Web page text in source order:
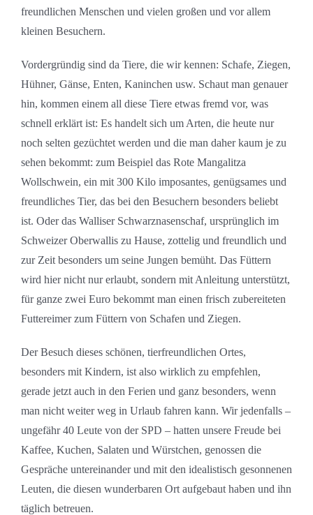
freundlichen Menschen und vielen großen und vor allem
kleinen Besuchern.
Vordergründig sind da Tiere, die wir kennen: Schafe, Ziegen,
Hühner, Gänse, Enten, Kaninchen usw. Schaut man genauer
hin, kommen einem all diese Tiere etwas fremd vor, was
schnell erklärt ist: Es handelt sich um Arten, die heute nur
noch selten gezüchtet werden und die man daher kaum je zu
sehen bekommt: zum Beispiel das Rote Mangalitza
Wollschwein, ein mit 300 Kilo imposantes, genügsames und
freundliches Tier, das bei den Besuchern besonders beliebt
ist. Oder das Walliser Schwarznasenschaf, ursprünglich im
Schweizer Oberwallis zu Hause, zottelig und freundlich und
zur Zeit besonders um seine Jungen bemüht. Das Füttern
wird hier nicht nur erlaubt, sondern mit Anleitung unterstützt,
für ganze zwei Euro bekommt man einen frisch zubereiteten
Futtereimer zum Füttern von Schafen und Ziegen.
Der Besuch dieses schönen, tierfreundlichen Ortes,
besonders mit Kindern, ist also wirklich zu empfehlen,
gerade jetzt auch in den Ferien und ganz besonders, wenn
man nicht weiter weg in Urlaub fahren kann. Wir jedenfalls –
ungefähr 40 Leute von der SPD – hatten unsere Freude bei
Kaffee, Kuchen, Salaten und Würstchen, genossen die
Gespräche untereinander und mit den idealistisch gesonnenen
Leuten, die diesen wunderbaren Ort aufgebaut haben und ihn
täglich betreuen.